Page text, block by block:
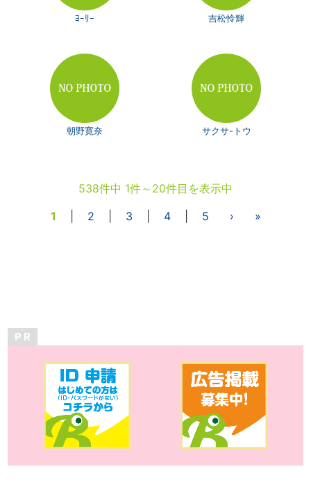
ﾖｰﾘｰ 吉松怜輝
朝野寛奈 サクサ-トウ
538件中 1件～20件目を表示中
1
2 3 4| 5 › »
P R